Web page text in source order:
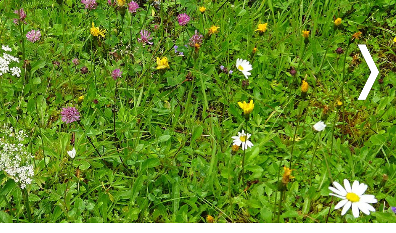
BFI Vertreter
Rechnungsprüfer
Werbung bei
Innsbruck Land
Schwaz
Kufstein
Kitzbühel
Osttirol
Imst
Reutte
Landeck
Sitemap
Erweiterte Suche
❭